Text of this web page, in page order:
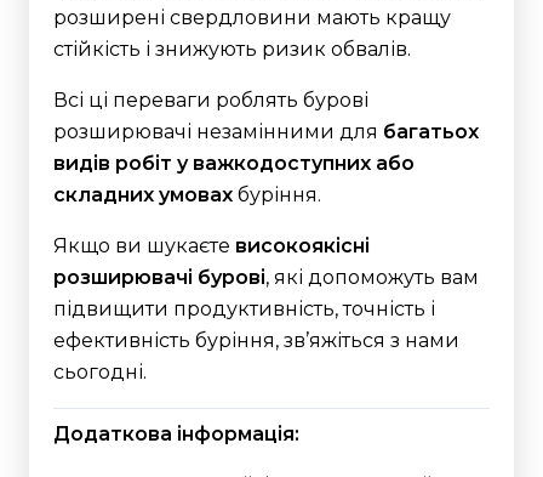
розширені свердловини мають кращу
стійкість і знижують ризик обвалів.
Всі ці переваги роблять бурові
розширювачі незамінними для багатьох
видів робіт у важкодоступних або
складних умовах буріння.
Якщо ви шукаєте високоякісні
розширювачі бурові, які допоможуть вам
підвищити продуктивність, точність і
ефективність буріння, зв’яжіться з нами
сьогодні.
Додаткова інформація: